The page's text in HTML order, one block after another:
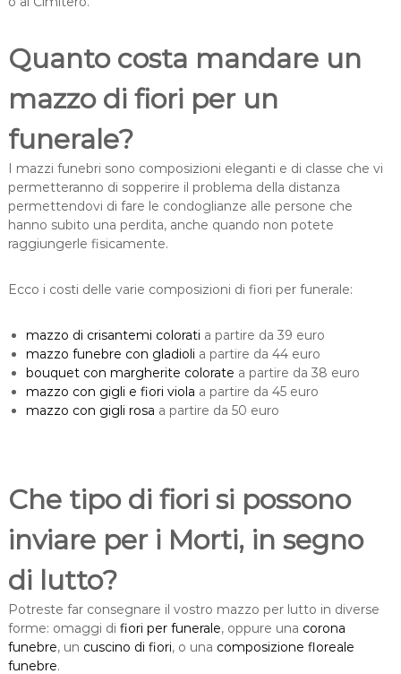
Quanto costa mandare un
mazzo di fiori per un
funerale?
I mazzi funebri sono composizioni eleganti e di classe che vi
permetteranno di sopperire il problema della distanza
permettendovi di fare le condoglianze alle persone che
hanno subito una perdita, anche quando non potete
raggiungerle fisicamente.
Ecco i costi delle varie composizioni di fiori per funerale:
mazzo di crisantemi colorati a partire da 39 euro
mazzo funebre con gladioli a partire da 44 euro
bouquet con margherite colorate a partire da 38 euro
mazzo con gigli e fiori viola a partire da 45 euro
mazzo con gigli rosa a partire da 50 euro
Che tipo di fiori si possono
inviare per i Morti, in segno
di lutto?
Potreste far consegnare il vostro mazzo per lutto in diverse
forme: omaggi di fiori per funerale, oppure una corona
funebre, un cuscino di fiori, o una composizione floreale
funebre.